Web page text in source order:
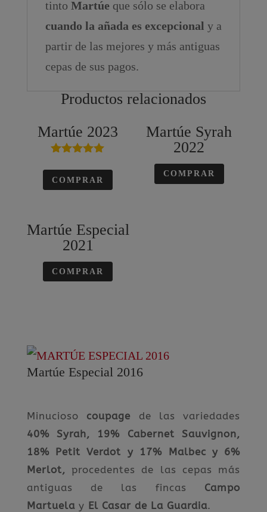
tinto Martúeque sólo se elabora
cuando la añada es excepcional y a
partir de las mejores y más antiguas
cepas de sus pagos.
Productos relacionados
Martúe 2023
5.00
de 5
COMPRAR
Martúe Syrah
2022
COMPRAR
Martúe Especial
2021
COMPRAR
Martúe Especial 2016
Minucioso coupage de las variedades
40% Syrah, 19% Cabernet Sauvignon,
18% Petit Verdot y 17% Malbec y 6%
Merlot, procedentes de las cepas más
antiguas de las fincas Campo
Martuelay El Casar de La Guardia.